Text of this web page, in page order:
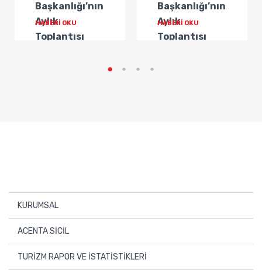
Başkanlığı’nın
Aylık
Toplantısı
HABERİ OKU
Başkanlığı’nın
Aylık
Toplantısı
HABERİ OKU
KURUMSAL
Hakkımızda
Yönetim Kurulu
ACENTA SİCİL
Üye Seyahat Acentaları
TURİZM RAPOR VE İSTATİSTİKLERİ